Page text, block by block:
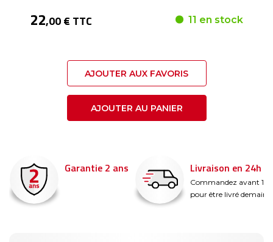
22,00 € TTC 11 en stock
AJOUTER AUX FAVORIS
AJOUTER AU PANIER
Garantie 2 ans Livraison en 24h
Commandez avant 14h
pour être livré demain !